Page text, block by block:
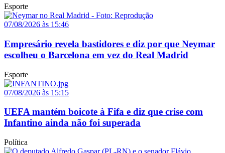
Esporte
07/08/2026 às 15:46
Empresário revela bastidores e diz por que Neymar
escolheu o Barcelona em vez do Real Madrid
Esporte
07/08/2026 às 15:15
UEFA mantém boicote à Fifa e diz que crise com
Infantino ainda não foi superada
Política